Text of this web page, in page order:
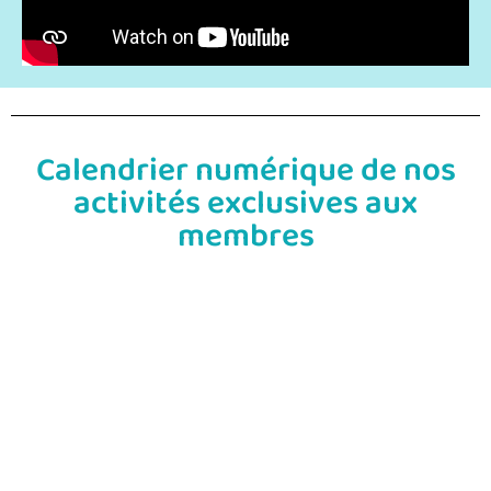
Calendrier numérique de nos
activités exclusives aux
membres